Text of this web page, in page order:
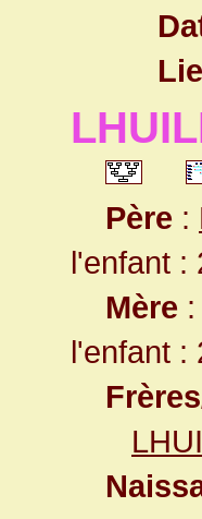
Père :
l'enfant :
Mère :
l'enfant :